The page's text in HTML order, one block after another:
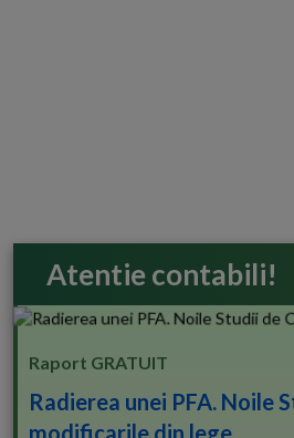
Atentie contabili!
Raport GRATUIT
Radierea unei PFA. Noile
modificarile din lege